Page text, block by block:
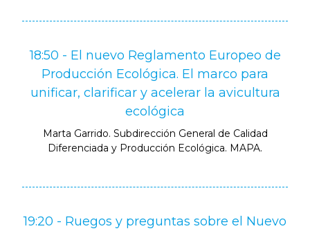
18:50 - El nuevo Reglamento Europeo de
Producción Ecológica. El marco para
unificar, clarificar y acelerar la avicultura
ecológica
Marta Garrido. Subdirección General de Calidad
Diferenciada y Producción Ecológica. MAPA.
19:20 - Ruegos y preguntas sobre el Nuevo